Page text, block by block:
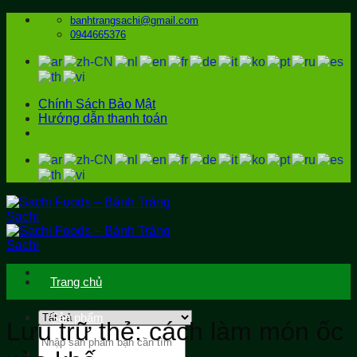
dung
banhtrangsachi@gmail.com
0944665376
Chính Sách Bảo Mật
Hướng dẫn thanh toán
Tìm
kiếm:
Trang chủ
Sản phẩm
Ẩm thực
Lưu trữ thẻ:cách làm món ốc